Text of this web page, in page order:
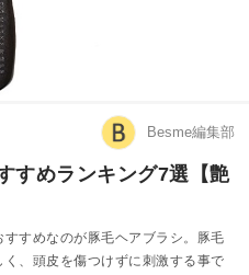
Besme編集部
すめランキング7選【艶
すめなのが豚毛ヘアブラシ。豚毛
、頭皮を傷つけずに刺激する事で